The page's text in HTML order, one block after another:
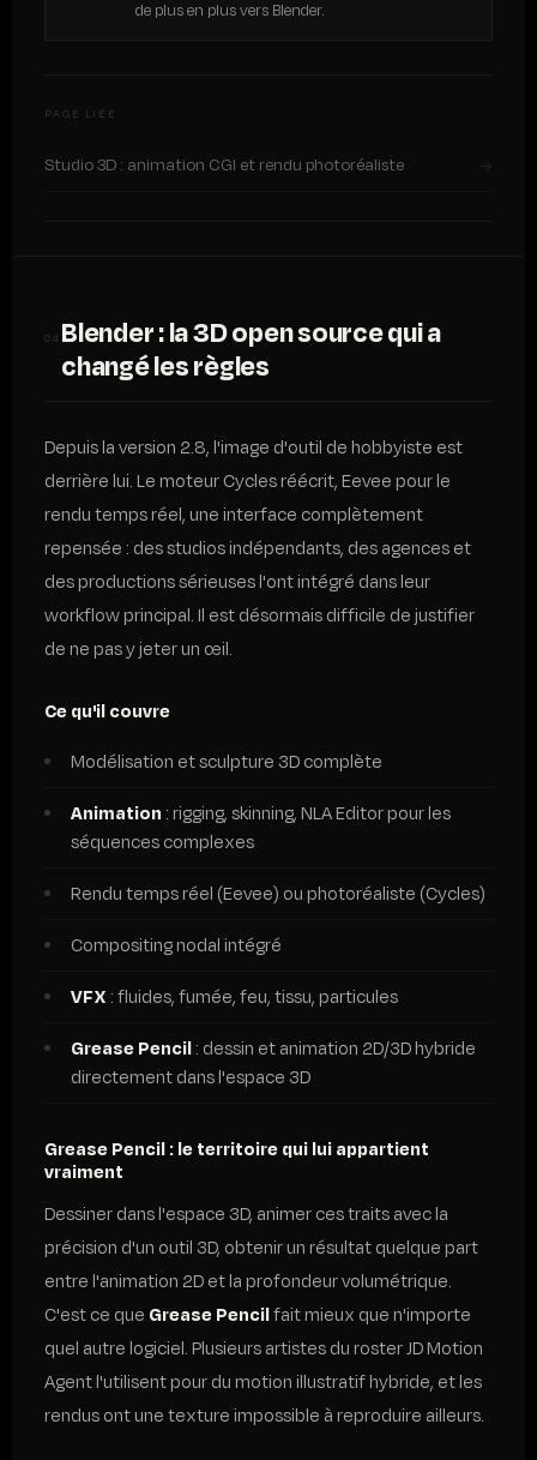
de plus en plus vers Blender.
PAGE LIÉE
Studio 3D : animation CGI et rendu photoréaliste →
04 Blender : la 3D open source qui a
changé les règles
Depuis la version 2.8, l'image d'outil de hobbyiste est
derrière lui. Le moteur Cycles réécrit, Eevee pour le
rendu temps réel, une interface complètement
repensée : des studios indépendants, des agences et
des productions sérieuses l'ont intégré dans leur
workflow principal. Il est désormais difficile de justifier
de ne pas y jeter un œil.
Ce qu'il couvre
Modélisation et sculpture 3D complète
Animation : rigging, skinning, NLA Editor pour les
séquences complexes
Rendu temps réel (Eevee) ou photoréaliste (Cycles)
Compositing nodal intégré
VFX : fluides, fumée, feu, tissu, particules
Grease Pencil: dessin et animation 2D/3D hybride
directement dans l'espace 3D
Grease Pencil : le territoire qui lui appartient
vraiment
Dessiner dans l'espace 3D, animer ces traits avec la
précision d'un outil 3D, obtenir un résultat quelque part
entre l'animation 2D et la profondeur volumétrique.
C'est ce que Grease Pencilfait mieux que n'importe
quel autre logiciel. Plusieurs artistes du roster JD Motion
Agent l'utilisent pour du motion illustratif hybride, et les
rendus ont une texture impossible à reproduire ailleurs.